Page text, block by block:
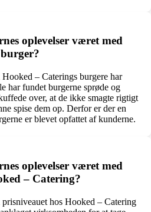
oplevelser været med
– Caterings burgere har
har fundet burgerne sprøde og
over, at de ikke smagte rigtigt
spise dem op. Derfor er der en
er blevet opfattet af kunderne.
oplevelser været med
– Catering?
hos Hooked – Catering